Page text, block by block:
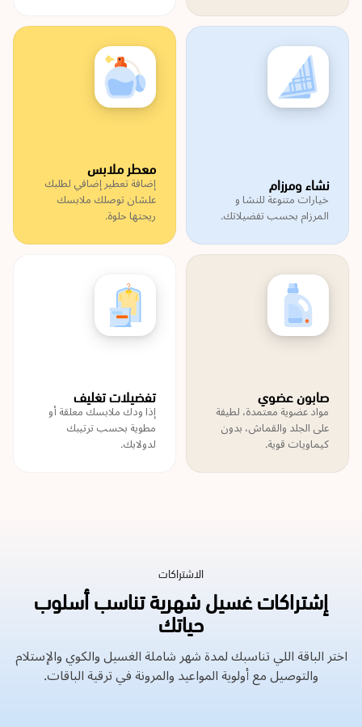
نشاء ومرزام
خيارات متنوعة للنشا و
المرزام بحسب تفضيلاتك.
معطر ملابس
إضافة تعطير إضافي لطلبك
علشان توصلك ملابسك
ريحتها حلوة.
صابون عضوي
مواد عضوية معتمدة، لطيفة
على الجلد والقماش، بدون
كيماويات قوية.
تفضيلات تغليف
إذا ودك ملابسك معلقة أو
مطوية بحسب ترتيبك
لدولابك.
الاشتراكات
إشتراكات غسيل شهرية تناسب أسلوب
حياتك
اختر الباقة اللي تناسبك لمدة شهر شاملة الغسيل والكوي والإستلام
والتوصيل مع أولوية المواعيد والمرونة في ترقية الباقات.